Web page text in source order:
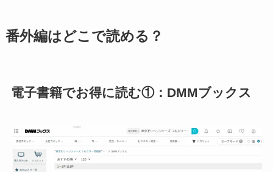
番外編はどこで読める？
電子書籍でお得に読む①：DMMブックス